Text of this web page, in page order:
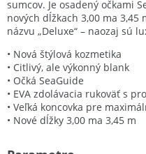
sumcov. Je osadený očkami
nových dĺžkach 3,00 ma
názvu „Deluxe“ – naozaj sú
• Nová štýlová kozmetika
• Citlivý, ale výkonný blank
• Očká SeaGuide
• EVA zdolávacia rukoväť s
• Veľká koncovka pre
• Nové dĺžky 3,00 ma 3,45 m